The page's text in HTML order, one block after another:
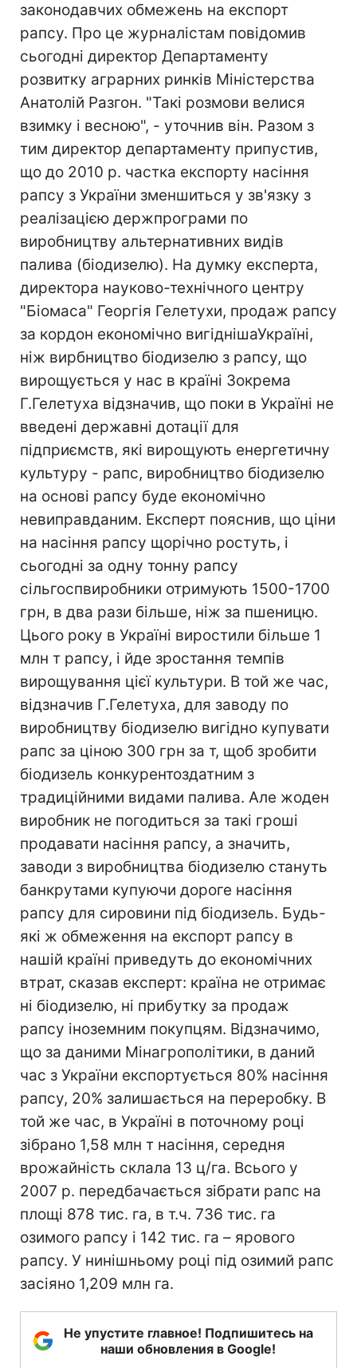
законодавчих обмежень на експорт
рапсу. Про це журналістам повідомив
сьогодні директор Департаменту
розвитку аграрних ринків Міністерства
Анатолій Разгон. "Такі розмови велися
взимку і весною", - уточнив він. Разом з
тим директор департаменту припустив,
що до 2010 р. частка експорту насіння
рапсу з України зменшиться у зв'язку з
реалізацією держпрограми по
виробництву альтернативних видів
палива (біодизелю). На думку експерта,
директора науково-технічного центру
"Біомаса" Георгія Гелетухи, продаж рапсу
за кордон економічно вигіднішаУкраїні,
ніж вирбництво біодизелю з рапсу, що
вирощується у нас в країні Зокрема
Г.Гелетуха відзначив, що поки в Україні не
введені державні дотації для
підприємств, які вирощують енергетичну
культуру - рапс, виробництво біодизелю
на основі рапсу буде економічно
невиправданим. Експерт пояснив, що ціни
на насіння рапсу щорічно ростуть, і
сьогодні за одну тонну рапсу
сільгоспвиробники отримують 1500-1700
грн, в два рази більше, ніж за пшеницю.
Цього року в Україні виростили більше 1
млн т рапсу, і йде зростання темпів
вирощування цієї культури. В той же час,
відзначив Г.Гелетуха, для заводу по
виробництву біодизелю вигідно купувати
рапс за ціною 300 грн за т, щоб зробити
біодизель конкурентоздатним з
традиційними видами палива. Але жоден
виробник не погодиться за такі гроші
продавати насіння рапсу, а значить,
заводи з виробництва біодизелю стануть
банкрутами купуючи дороге насіння
рапсу для сировини під біодизель. Будь-
які ж обмеження на експорт рапсу в
нашій країні приведуть до економічних
втрат, сказав експерт: країна не отримає
ні біодизелю, ні прибутку за продаж
рапсу іноземним покупцям. Відзначимо,
що за даними Мінагрополітики, в даний
час з України експортується 80% насіння
рапсу, 20% залишається на переробку. В
той же час, в Україні в поточному році
зібрано 1,58 млн т насіння, середня
врожайність склала 13 ц/га. Всього у
2007 р. передбачається зібрати рапс на
площі 878 тис. га, в т.ч. 736 тис. га
озимого рапсу і 142 тис. га – ярового
рапсу. У нинішньому році під озимий рапс
засіяно 1,209 млн га.
Не упустите главное! Подпишитесь на
наши обновления в Google!